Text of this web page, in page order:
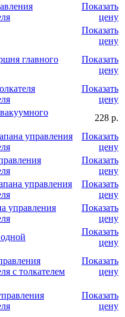
Показать
цену
Показать
цену
главного
Показать
цену
Показать
цену
228 р.
управления
Показать
цену
Показать
цену
управления
Показать
цену
управления
Показать
цену
Показать
цену
с толкателем
Показать
цену
Показать
цену